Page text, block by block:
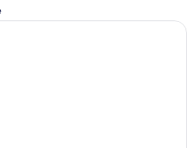
Camera d'albergo moderna con un